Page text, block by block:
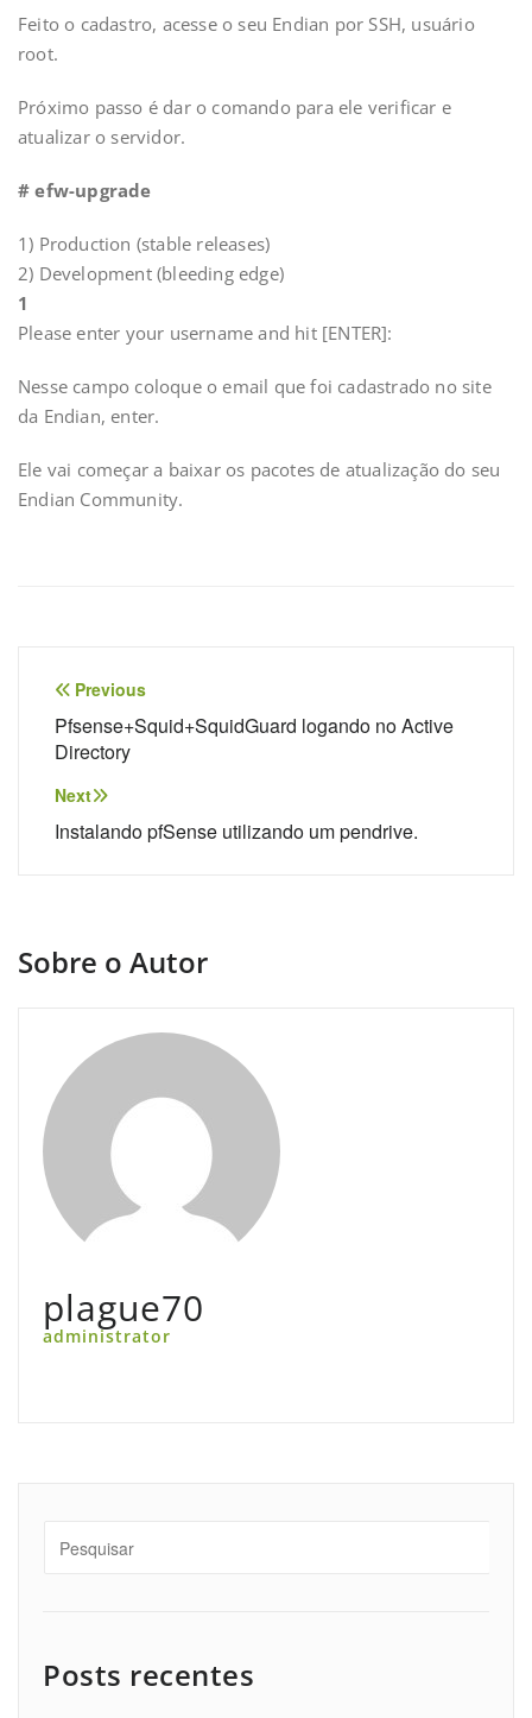
Feito o cadastro, acesse o seu Endian por SSH, usuário
root.
Próximo passo é dar o comando para ele verificar e
atualizar o servidor.
# efw-upgrade
1) Production (stable releases)
2) Development (bleeding edge)
1
Please enter your username and hit [ENTER]:
Nesse campo coloque o email que foi cadastrado no site
da Endian, enter.
Ele vai começar a baixar os pacotes de atualização do seu
Endian Community.
Navegação
de
Post
Previous
Pfsense+Squid+SquidGuard logando no Active
Directory
Next
Instalando pfSense utilizando um pendrive.
Sobre o Autor
plague70
administrator
Posts recentes